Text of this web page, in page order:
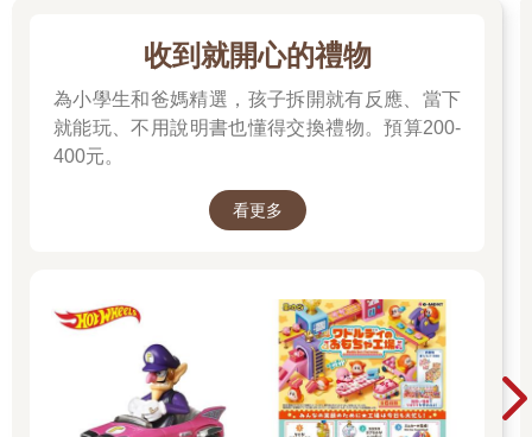
收到就開心的禮物
為小學生和爸媽精選，孩子拆開就有反應、當下
就能玩、不用說明書也懂得交換禮物。預算200-
400元。
看更多